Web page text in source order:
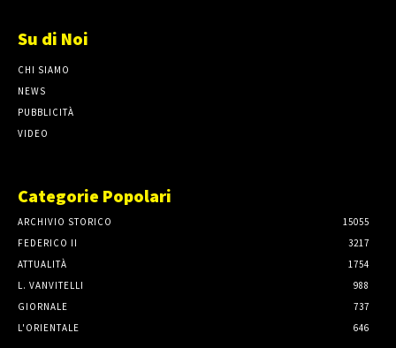
Su di Noi
CHI SIAMO
NEWS
PUBBLICITÀ
VIDEO
Categorie Popolari
ARCHIVIO STORICO
15055
FEDERICO II
3217
ATTUALITÀ
1754
L. VANVITELLI
988
GIORNALE
737
L'ORIENTALE
646